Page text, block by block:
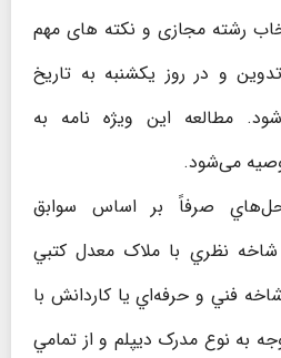
رشته مجازی و نکته های مهم
و در روز یکشنبه به تاریخ
می شود. مطالعه این ویژه نامه به
می‌شود.
صرفاً بر اساس سوابق
نظري با ملاک معدل کتبي
فني و حرفه‌اي يا کاردانش با
به نوع مدرک ديپلم و از تمامي